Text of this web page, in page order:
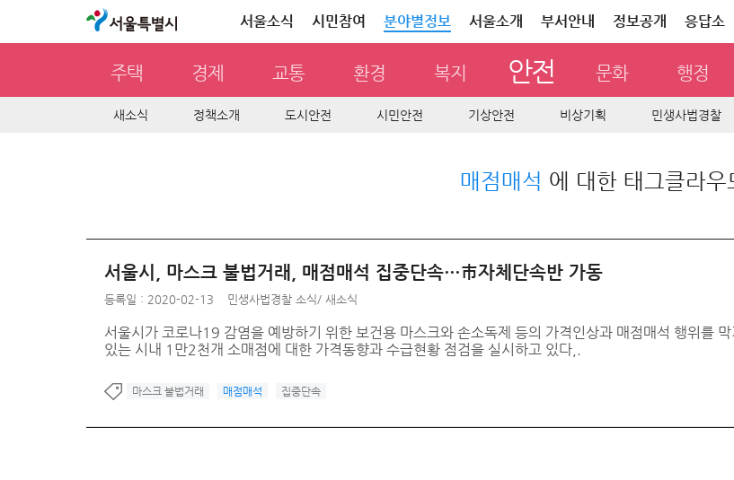
서울특별시 서울소식 시민참여 분야별정보 서울소개 부서안내 정보공개 응답소
주택 경제 교통 환경 복지 안전 문화 행정
새소식 정책소개 도시안전 시민안전 기상안전 비상기획 민생사법경찰
매점매석 에 대한 태그클라우
서울시, 마스크 불법거래, 매점매석 집중단속…市자체단속반 가동
등록일 : 2020-02-13 민생사법경찰 소식/ 새소식
서울시가 코로나19 감염을 예방하기 위한 보건용 마스크와 손소독제 등의 가격인상과 매점매석 행위를
있는 시내 1만2천개 소매점에 대한 가격동향과 수급현황 점검을 실시하고 있다,.
마스크 불법거래 매점매석 집중단속